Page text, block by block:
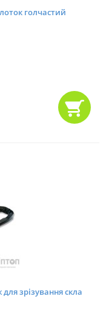
голчастий
зрізування скла